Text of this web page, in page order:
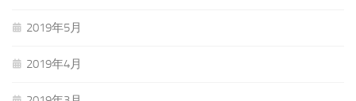
2019年5月
2019年4月